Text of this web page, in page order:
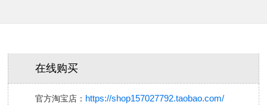
在线购买
官方淘宝店： https://shop157027792.taobao.com/